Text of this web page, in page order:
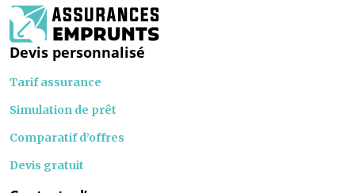
Devis personnalisé
Tarif assurance
Simulation de prêt
Comparatif d’offres
Devis gratuit